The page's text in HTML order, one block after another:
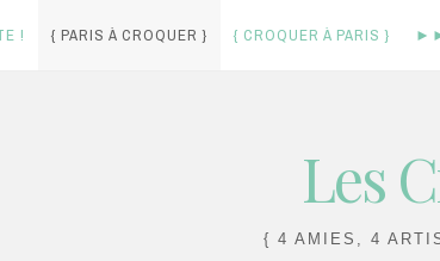
! { PARIS À CROQUER } { CROQUER À PARIS }
Les
{ 4 AMIES, 4